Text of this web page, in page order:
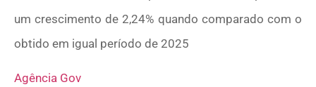
um crescimento de 2,24% quando comparado com o
obtido em igual período de 2025
Agência Gov